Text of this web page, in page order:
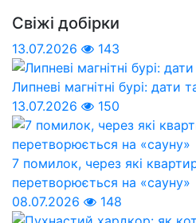
Свіжі добірки
13.07.2026 143
Липневі магнітні бурі: дати
13.07.2026
150
7 помилок, через які
перетворюється на «сауну»
08.07.2026
148